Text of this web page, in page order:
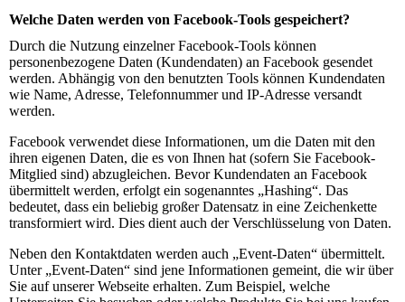
Welche Daten werden von Facebook-Tools gespeichert?
Durch die Nutzung einzelner Facebook-Tools können
personenbezogene Daten (Kundendaten) an Facebook gesendet
werden. Abhängig von den benutzten Tools können Kundendaten
wie Name, Adresse, Telefonnummer und IP-Adresse versandt
werden.
Facebook verwendet diese Informationen, um die Daten mit den
ihren eigenen Daten, die es von Ihnen hat (sofern Sie Facebook-
Mitglied sind) abzugleichen. Bevor Kundendaten an Facebook
übermittelt werden, erfolgt ein sogenanntes „Hashing“. Das
bedeutet, dass ein beliebig großer Datensatz in eine Zeichenkette
transformiert wird. Dies dient auch der Verschlüsselung von Daten.
Neben den Kontaktdaten werden auch „Event-Daten“ übermittelt.
Unter „Event-Daten“ sind jene Informationen gemeint, die wir über
Sie auf unserer Webseite erhalten. Zum Beispiel, welche